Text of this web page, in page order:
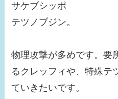
サケブシッポ
テツノブジン。
物理攻撃が多めです。要
るクレッフィや、特殊テ
ていきたいです。